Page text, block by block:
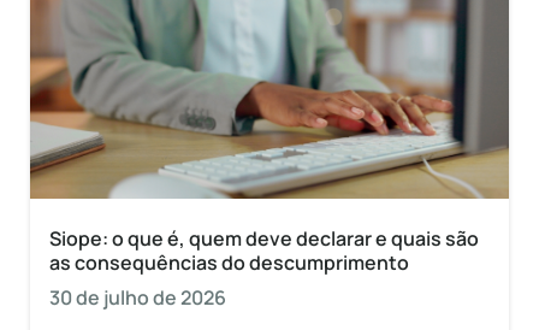
Siope: o que é, quem deve declarar e quais são
as consequências do descumprimento
30 de julho de 2026